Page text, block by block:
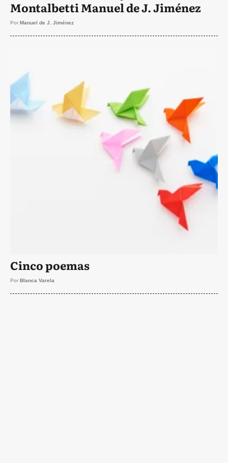
Montalbetti Manuel de J. Jiménez
Por Manuel de J. Jiménez
Cinco poemas
Por Blanca Varela